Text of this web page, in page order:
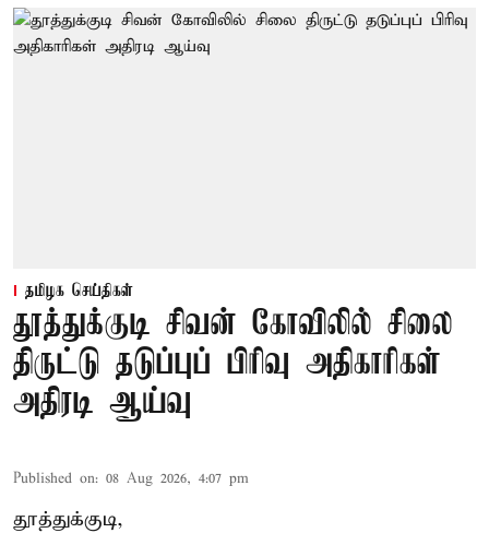
தமிழக செய்திகள்
தூத்துக்குடி சிவன் கோவிலில் சிலை
திருட்டு தடுப்புப் பிரிவு அதிகாரிகள்
அதிரடி ஆய்வு
Published on: 08 Aug 2026, 4:07 pm
தூத்துக்குடி,